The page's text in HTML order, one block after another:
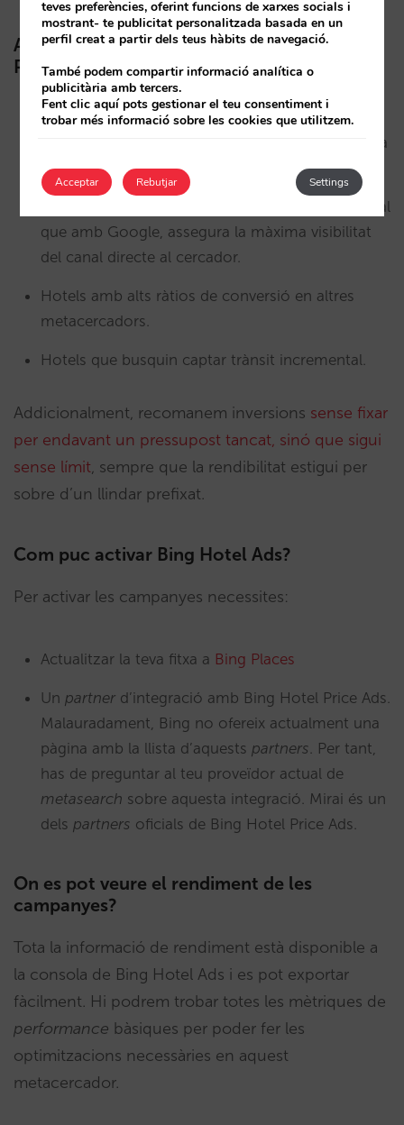
A quins hotels els convé activar Bing Hotel
Price Ads?
Hotels que tenen mercats emissors, com ara els
EUA, el Canadà i el Regne Unit, seguits de la resta
de països d’Europa.
Hotels que ja tinguin Bing Ads actius, ja que, igual
que amb Google, assegura la màxima visibilitat
del canal directe al cercador.
Hotels amb alts ràtios de conversió en altres
metacercadors.
Hotels que busquin captar trànsit incremental.
Addicionalment, recomanem inversions sense fixar
per endavant un pressupost tancat, sinó que sigui
sense límit, sempre que la rendibilitat estigui per
sobre d’un llindar prefixat.
Com puc activar Bing Hotel Ads?
Per activar les campanyes necessites:
Actualitzar la teva fitxa a Bing Places
Un partner d’integració amb Bing Hotel Price Ads.
Malauradament, Bing no ofereix actualment una
pàgina amb la llista d’aquests partners . Per tant,
has de preguntar al teu proveïdor actual de
metasearch sobre aquesta integració. Mirai és un
dels partners oficials de Bing Hotel Price Ads.
On es pot veure el rendiment de les
campanyes?
Tota la informació de rendiment està disponible a
la consola de Bing Hotel Ads i es pot exportar
fàcilment. Hi podrem trobar totes les mètriques de
performance bàsiques per poder fer les
optimitzacions necessàries en aquest
metacercador.
teves preferències, oferint funcions de xarxes socials i
mostrant- te publicitat personalitzada basada en un
perfil creat a partir dels teus hàbits de navegació.
També podem compartir informació analítica o
publicitària amb tercers.
Fent clic aquí pots gestionar el teu consentiment i
trobar més informació sobre les cookies que utilitzem.
Acceptar Settings
Rebutjar